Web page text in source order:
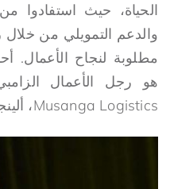
الحياة، حيث استفادوا
والدعم التمويلي من خلال
مطلوبة لنجاح الأعمال.
هو رجل الأعمال
Musanga Logistics، ألينجاوا موتامبو.